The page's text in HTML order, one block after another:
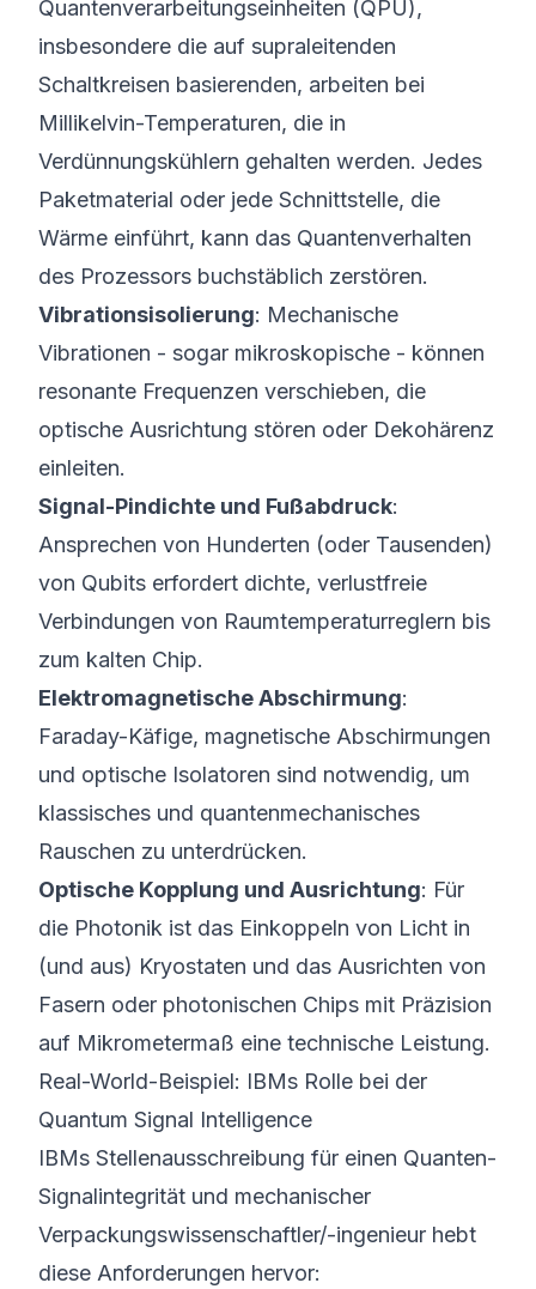
Quantenverarbeitungseinheiten (QPU),
insbesondere die auf supraleitenden
Schaltkreisen basierenden, arbeiten bei
Millikelvin-Temperaturen, die in
Verdünnungskühlern gehalten werden. Jedes
Paketmaterial oder jede Schnittstelle, die
Wärme einführt, kann das Quantenverhalten
des Prozessors buchstäblich zerstören.
Vibrationsisolierung: Mechanische
Vibrationen - sogar mikroskopische - können
resonante Frequenzen verschieben, die
optische Ausrichtung stören oder Dekohärenz
einleiten.
Signal-Pindichte und Fußabdruck:
Ansprechen von Hunderten (oder Tausenden)
von Qubits erfordert dichte, verlustfreie
Verbindungen von Raumtemperaturreglern bis
zum kalten Chip.
Elektromagnetische Abschirmung:
Faraday-Käfige, magnetische Abschirmungen
und optische Isolatoren sind notwendig, um
klassisches und quantenmechanisches
Rauschen zu unterdrücken.
Optische Kopplung und Ausrichtung: Für
die Photonik ist das Einkoppeln von Licht in
(und aus) Kryostaten und das Ausrichten von
Fasern oder photonischen Chips mit Präzision
auf Mikrometermaß eine technische Leistung.
Real-World-Beispiel: IBMs Rolle bei der
Quantum Signal Intelligence
IBMs Stellenausschreibung für einen Quanten-
Signalintegrität und mechanischer
Verpackungswissenschaftler/-ingenieur hebt
diese Anforderungen hervor: